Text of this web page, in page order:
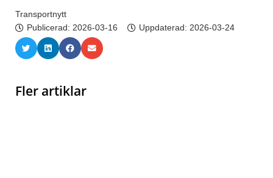
Transportnytt
Publicerad: 2026-03-16 Uppdaterad: 2026-03-24
Fler artiklar